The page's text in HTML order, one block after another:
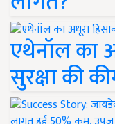
एथेनॉल का
सुरक्षा की